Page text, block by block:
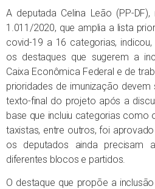
A deputada Celina Leão (PP-
1.011/2020, que amplia a lista
covid-19 a 16 categorias,
os destaques que sugerem a
Caixa Econômica Federal e de
prioridades de imunização
texto-final do projeto após a
base que incluiu categorias como
taxistas, entre outros, foi
os deputados ainda precisam
diferentes blocos e partidos.
O destaque que propõe a